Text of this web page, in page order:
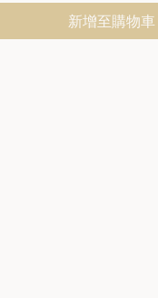
新增至購物車